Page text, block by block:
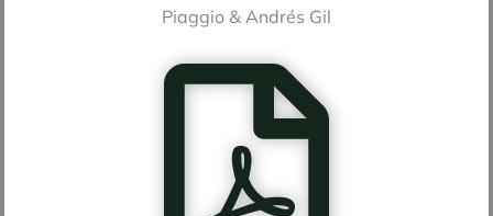
Piaggio & Andrés Gil